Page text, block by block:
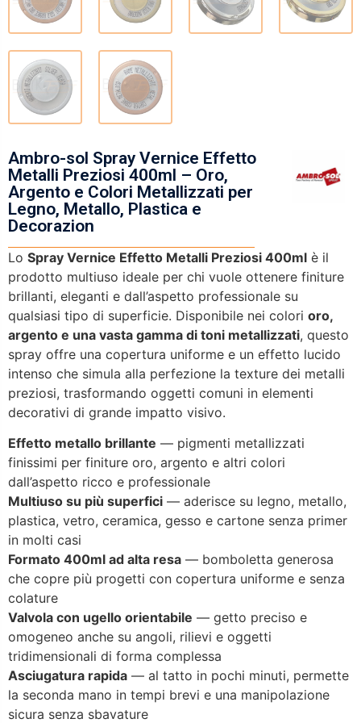
Ambro-sol Spray Vernice Effetto
Metalli Preziosi 400ml – Oro,
Argento e Colori Metallizzati per
Legno, Metallo, Plastica e
Decorazion
Lo Spray Vernice Effetto Metalli Preziosi 400ml è il
prodotto multiuso ideale per chi vuole ottenere finiture
brillanti, eleganti e dall’aspetto professionale su
qualsiasi tipo di superficie. Disponibile nei colori oro,
argento e una vasta gamma di toni metallizzati, questo
spray offre una copertura uniforme e un effetto lucido
intenso che simula alla perfezione la texture dei metalli
preziosi, trasformando oggetti comuni in elementi
decorativi di grande impatto visivo.
Effetto metallo brillante — pigmenti metallizzati
finissimi per finiture oro, argento e altri colori
dall’aspetto ricco e professionale
Multiuso su più superfici — aderisce su legno, metallo,
plastica, vetro, ceramica, gesso e cartone senza primer
in molti casi
Formato 400ml ad alta resa — bomboletta generosa
che copre più progetti con copertura uniforme e senza
colature
Valvola con ugello orientabile — getto preciso e
omogeneo anche su angoli, rilievi e oggetti
tridimensionali di forma complessa
Asciugatura rapida — al tatto in pochi minuti, permette
la seconda mano in tempi brevi e una manipolazione
sicura senza sbavature